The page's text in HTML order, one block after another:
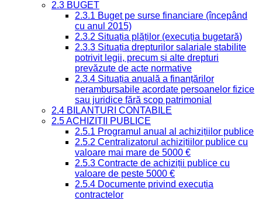
2.3 BUGET
2.3.1 Buget pe surse financiare (începând
cu anul 2015)
2.3.2 Situația plăților (execuția bugetară)
2.3.3 Situația drepturilor salariale stabilite
potrivit legii, precum și alte drepturi
prevăzute de acte normative
2.3.4 Situația anuală a finanțărilor
nerambursabile acordate persoanelor fizice
sau juridice fără scop patrimonial
2.4 BILANȚURI CONTABILE
2.5 ACHIZIȚII PUBLICE
2.5.1 Programul anual al achizițiilor publice
2.5.2 Centralizatorul achizițiilor publice cu
valoare mai mare de 5000 €
2.5.3 Contracte de achiziții publice cu
valoare de peste 5000 €
2.5.4 Documente privind execuția
contractelor